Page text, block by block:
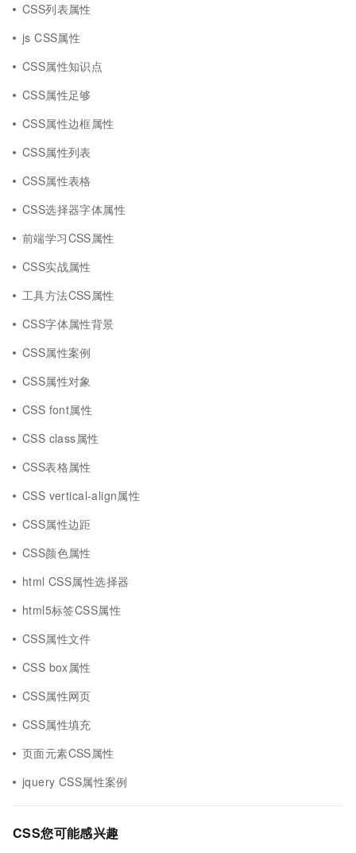
CSS列表属性
js CSS属性
CSS属性知识点
CSS属性足够
CSS属性边框属性
CSS属性列表
CSS属性表格
CSS选择器字体属性
前端学习CSS属性
CSS实战属性
工具方法CSS属性
CSS字体属性背景
CSS属性案例
CSS属性对象
CSS font属性
CSS class属性
CSS表格属性
CSS vertical-align属性
CSS属性边距
CSS颜色属性
html CSS属性选择器
html5标签CSS属性
CSS属性文件
CSS box属性
CSS属性网页
CSS属性填充
页面元素CSS属性
jquery CSS属性案例
CSS您可能感兴趣